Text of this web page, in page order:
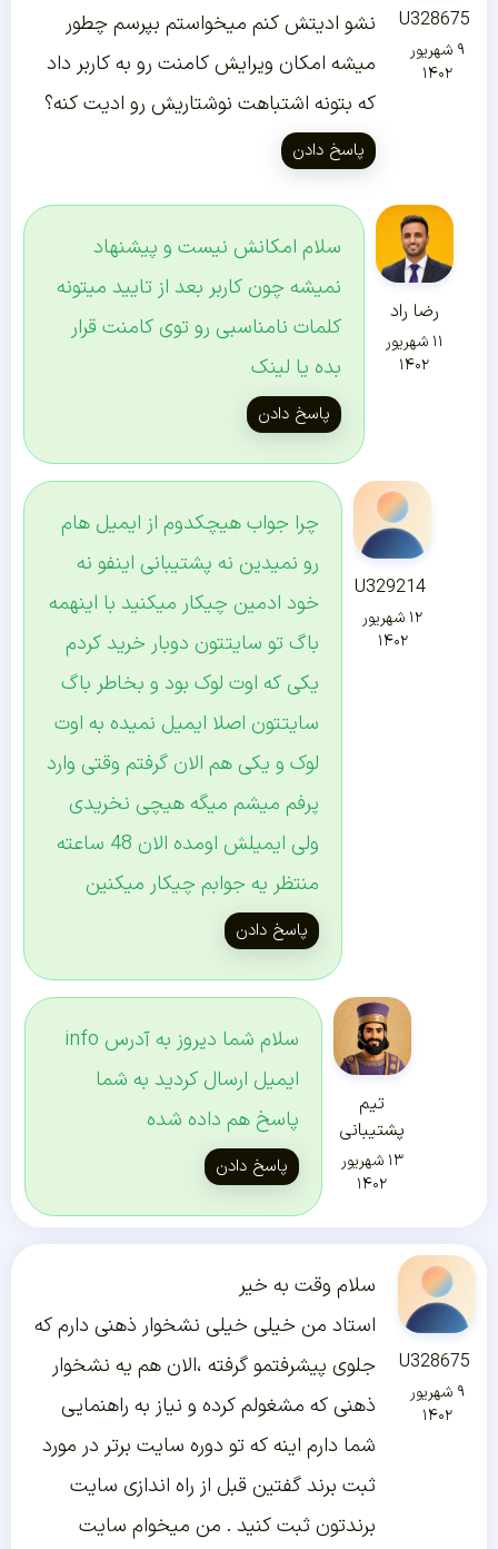
U328675
۹ شهریور
۱۴۰۲
نشو ادیتش کنم میخواستم بپرسم چطور
میشه امکان ویرایش کامنت رو به کاربر داد
که بتونه اشتباهت نوشتاریش رو ادیت کنه؟
پاسخ دادن
رضا راد
۱۱ شهریور
۱۴۰۲
سلام امکانش نیست و پیشنهاد
نمیشه چون کاربر بعد از تایید میتونه
کلمات نامناسبی رو توی کامنت قرار
بده یا لینک
پاسخ دادن
U329214
۱۲ شهریور
۱۴۰۲
چرا جواب هیچکدوم از ایمیل هام
رو نمیدین نه پشتیبانی اینفو نه
خود ادمین چیکار میکنید با اینهمه
باگ تو سایتتون دوبار خرید کردم
یکی که اوت لوک بود و بخاطر باگ
سایتتون اصلا ایمیل نمیده به اوت
لوک و یکی هم الان گرفتم وقتی وارد
پرفم میشم میگه هیچی نخریدی
ولی ایمیلش اومده الان 48 ساعته
منتظر یه جوابم چیکار میکنین
پاسخ دادن
تیم
پشتیبانی
۱۳ شهریور
۱۴۰۲
سلام شما دیروز به آدرس info
ایمیل ارسال کردید به شما
پاسخ هم داده شده
پاسخ دادن
U328675
۹ شهریور
۱۴۰۲
سلام وقت به خیر
استاد من خیلی خیلی نشخوار ذهنی دارم که
جلوی پیشرفتمو گرفته ،الان هم یه نشخوار
ذهنی که مشغولم کرده و نیاز به راهنمایی
شما دارم اینه که تو دوره سایت برتر در مورد
ثبت برند گفتین قبل از راه اندازی سایت
برندتون ثبت کنید . من میخوام سایت